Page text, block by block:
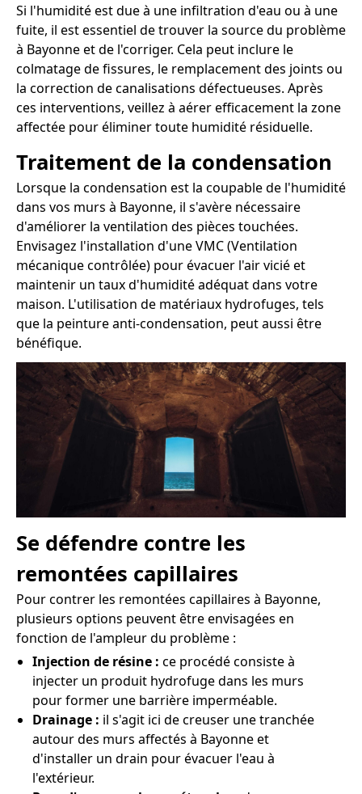
Si l'humidité est due à une infiltration d'eau ou à une
fuite, il est essentiel de trouver la source du problème
à Bayonne et de l'corriger. Cela peut inclure le
colmatage de fissures, le remplacement des joints ou
la correction de canalisations défectueuses. Après
ces interventions, veillez à aérer efficacement la zone
affectée pour éliminer toute humidité résiduelle.
Traitement de la condensation
Lorsque la condensation est la coupable de l'humidité
dans vos murs à Bayonne, il s'avère nécessaire
d'améliorer la ventilation des pièces touchées.
Envisagez l'installation d'une VMC (Ventilation
mécanique contrôlée) pour évacuer l'air vicié et
maintenir un taux d'humidité adéquat dans votre
maison. L'utilisation de matériaux hydrofuges, tels
que la peinture anti-condensation, peut aussi être
bénéfique.
Se défendre contre les
remontées capillaires
Pour contrer les remontées capillaires à Bayonne,
plusieurs options peuvent être envisagées en
fonction de l'ampleur du problème :
Injection de résine : ce procédé consiste à
injecter un produit hydrofuge dans les murs
pour former une barrière imperméable.
Drainage : il s'agit ici de creuser une tranchée
autour des murs affectés à Bayonne et
d'installer un drain pour évacuer l'eau à
l'extérieur.